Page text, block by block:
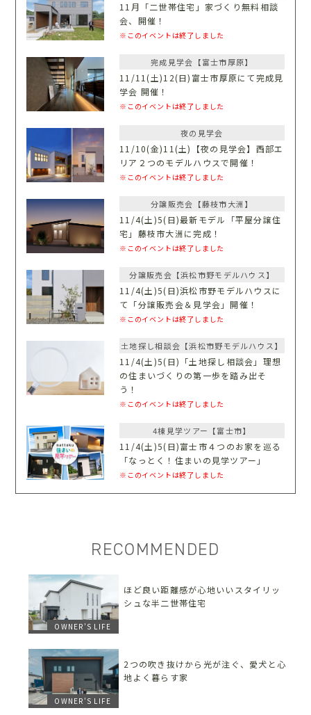
11月「二世帯住宅」家づくり無料相談
会、開催！
※このイベントは終了しました
完成見学会【富士市厚原】
11/11(土)12(日)富士市厚原にて完成見
学会 開催！
※このイベントは終了しました
夜の見学会
11/10(金)11(土)【夜の見学会】西部エ
リア２つのモデルハウスで開催！
※このイベントは終了しました
分譲販売会【藤枝市大洲】
11/4(土)5(日)最新モデル「平屋分譲住
宅」藤枝市大洲に完成！
※このイベントは終了しました
分譲販売会【浜松市野モデルハウス】
11/4(土)5(日)浜松市野モデルハウスに
て「分譲販売会＆見学会」開催！
※このイベントは終了しました
土地探し相談会【浜松市野モデルハウス】
11/4(土)5(日)「土地探し相談会」理想
の住まいづくりの第一歩を踏み出そ
う！
※このイベントは終了しました
4棟見学ツアー【富士市】
11/4(土)5(日)富士市４つのお家を巡る
「なっとく！住まいの見学ツアー」
※このイベントは終了しました
RECOMMENDED
OWNER'S LIFE
ほど良い距離感が心地いいスタイリッ
シュな半二世帯住宅
OWNER'S LIFE
2つの吹き抜けから光が注ぐ、愛犬と心
地よく暮らす家